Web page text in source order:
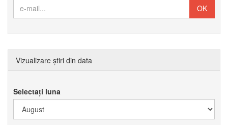
Vizualizare știri din data
Selectați luna